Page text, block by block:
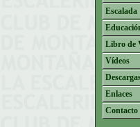
Escalada
Libro de
Vídeos
Enlaces
Contacto